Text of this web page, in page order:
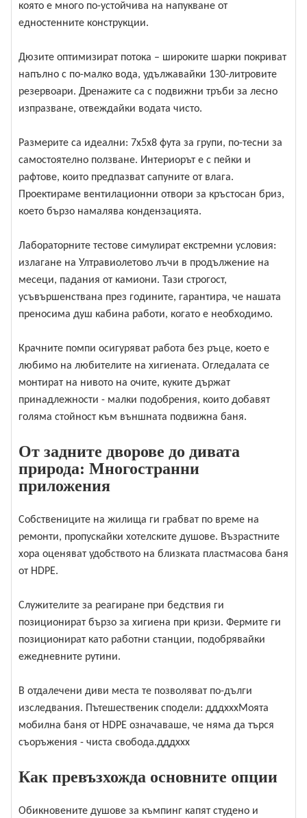
която е много по-устойчива на напукване от
едностенните конструкции.
Дюзите оптимизират потока – широките шарки покриват
напълно с по-малко вода, удължавайки 130-литровите
резервоари. Дренажите са с подвижни тръби за лесно
изпразване, отвеждайки водата чисто.
Размерите са идеални: 7x5x8 фута за групи, по-тесни за
самостоятелно ползване. Интериорът е с пейки и
рафтове, които предпазват сапуните от влага.
Проектираме вентилационни отвори за кръстосан бриз,
което бързо намалява кондензацията.
Лабораторните тестове симулират екстремни условия:
излагане на Ултравиолетово лъчи в продължение на
месеци, падания от камиони. Тази строгост,
усъвършенствана през годините, гарантира, че нашата
преносима душ кабина работи, когато е необходимо.
Крачните помпи осигуряват работа без ръце, което е
любимо на любителите на хигиената. Огледалата се
монтират на нивото на очите, куките държат
принадлежности - малки подобрения, които добавят
голяма стойност към външната подвижна баня.
От задните дворове до дивата
природа: Многостранни
приложения
Собствениците на жилища ги грабват по време на
ремонти, пропускайки хотелските душове. Възрастните
хора оценяват удобството на близката пластмасова баня
от HDPE.
Служителите за реагиране при бедствия ги
позиционират бързо за хигиена при кризи. Фермите ги
позиционират като работни станции, подобрявайки
ежедневните рутини.
В отдалечени диви места те позволяват по-дълги
изследвания. Пътешественик сподели: дддхххМоята
мобилна баня от HDPE означаваше, че няма да търся
съоръжения - чиста свобода.дддххх
Как превъзхожда основните опции
Обикновените душове за къмпинг капят студено и